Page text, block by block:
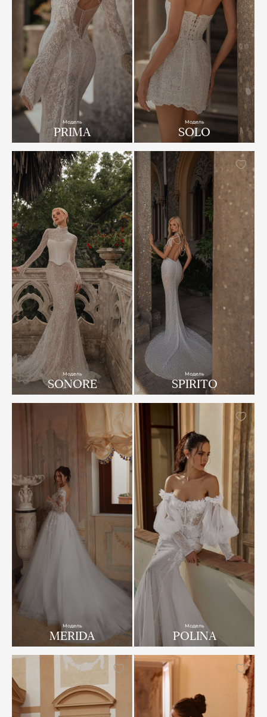
Модель
PRIMA
Модель
SOLO
Модель
SONORE
Модель
SPIRITO
Модель
MERIDA
Модель
POLINA